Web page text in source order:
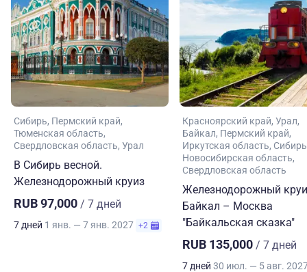
Сибирь Пермский край
Тюменская область
Свердловская область Урал
В Сибирь весной.
Железнодорожный круиз
RUB 97,000 / 7 дней
7 дней 1 янв. — 7 янв. 2027 +2
Красноярский край Урал
Байкал Пермский край
Иркутская область Сибирь
Новосибирская область
Свердловская область
Железнодорожный
Байкал – Москва
"Байкальская сказка"
RUB 135,000 / 7 дней
7 дней 30 июл. — 5 авг.